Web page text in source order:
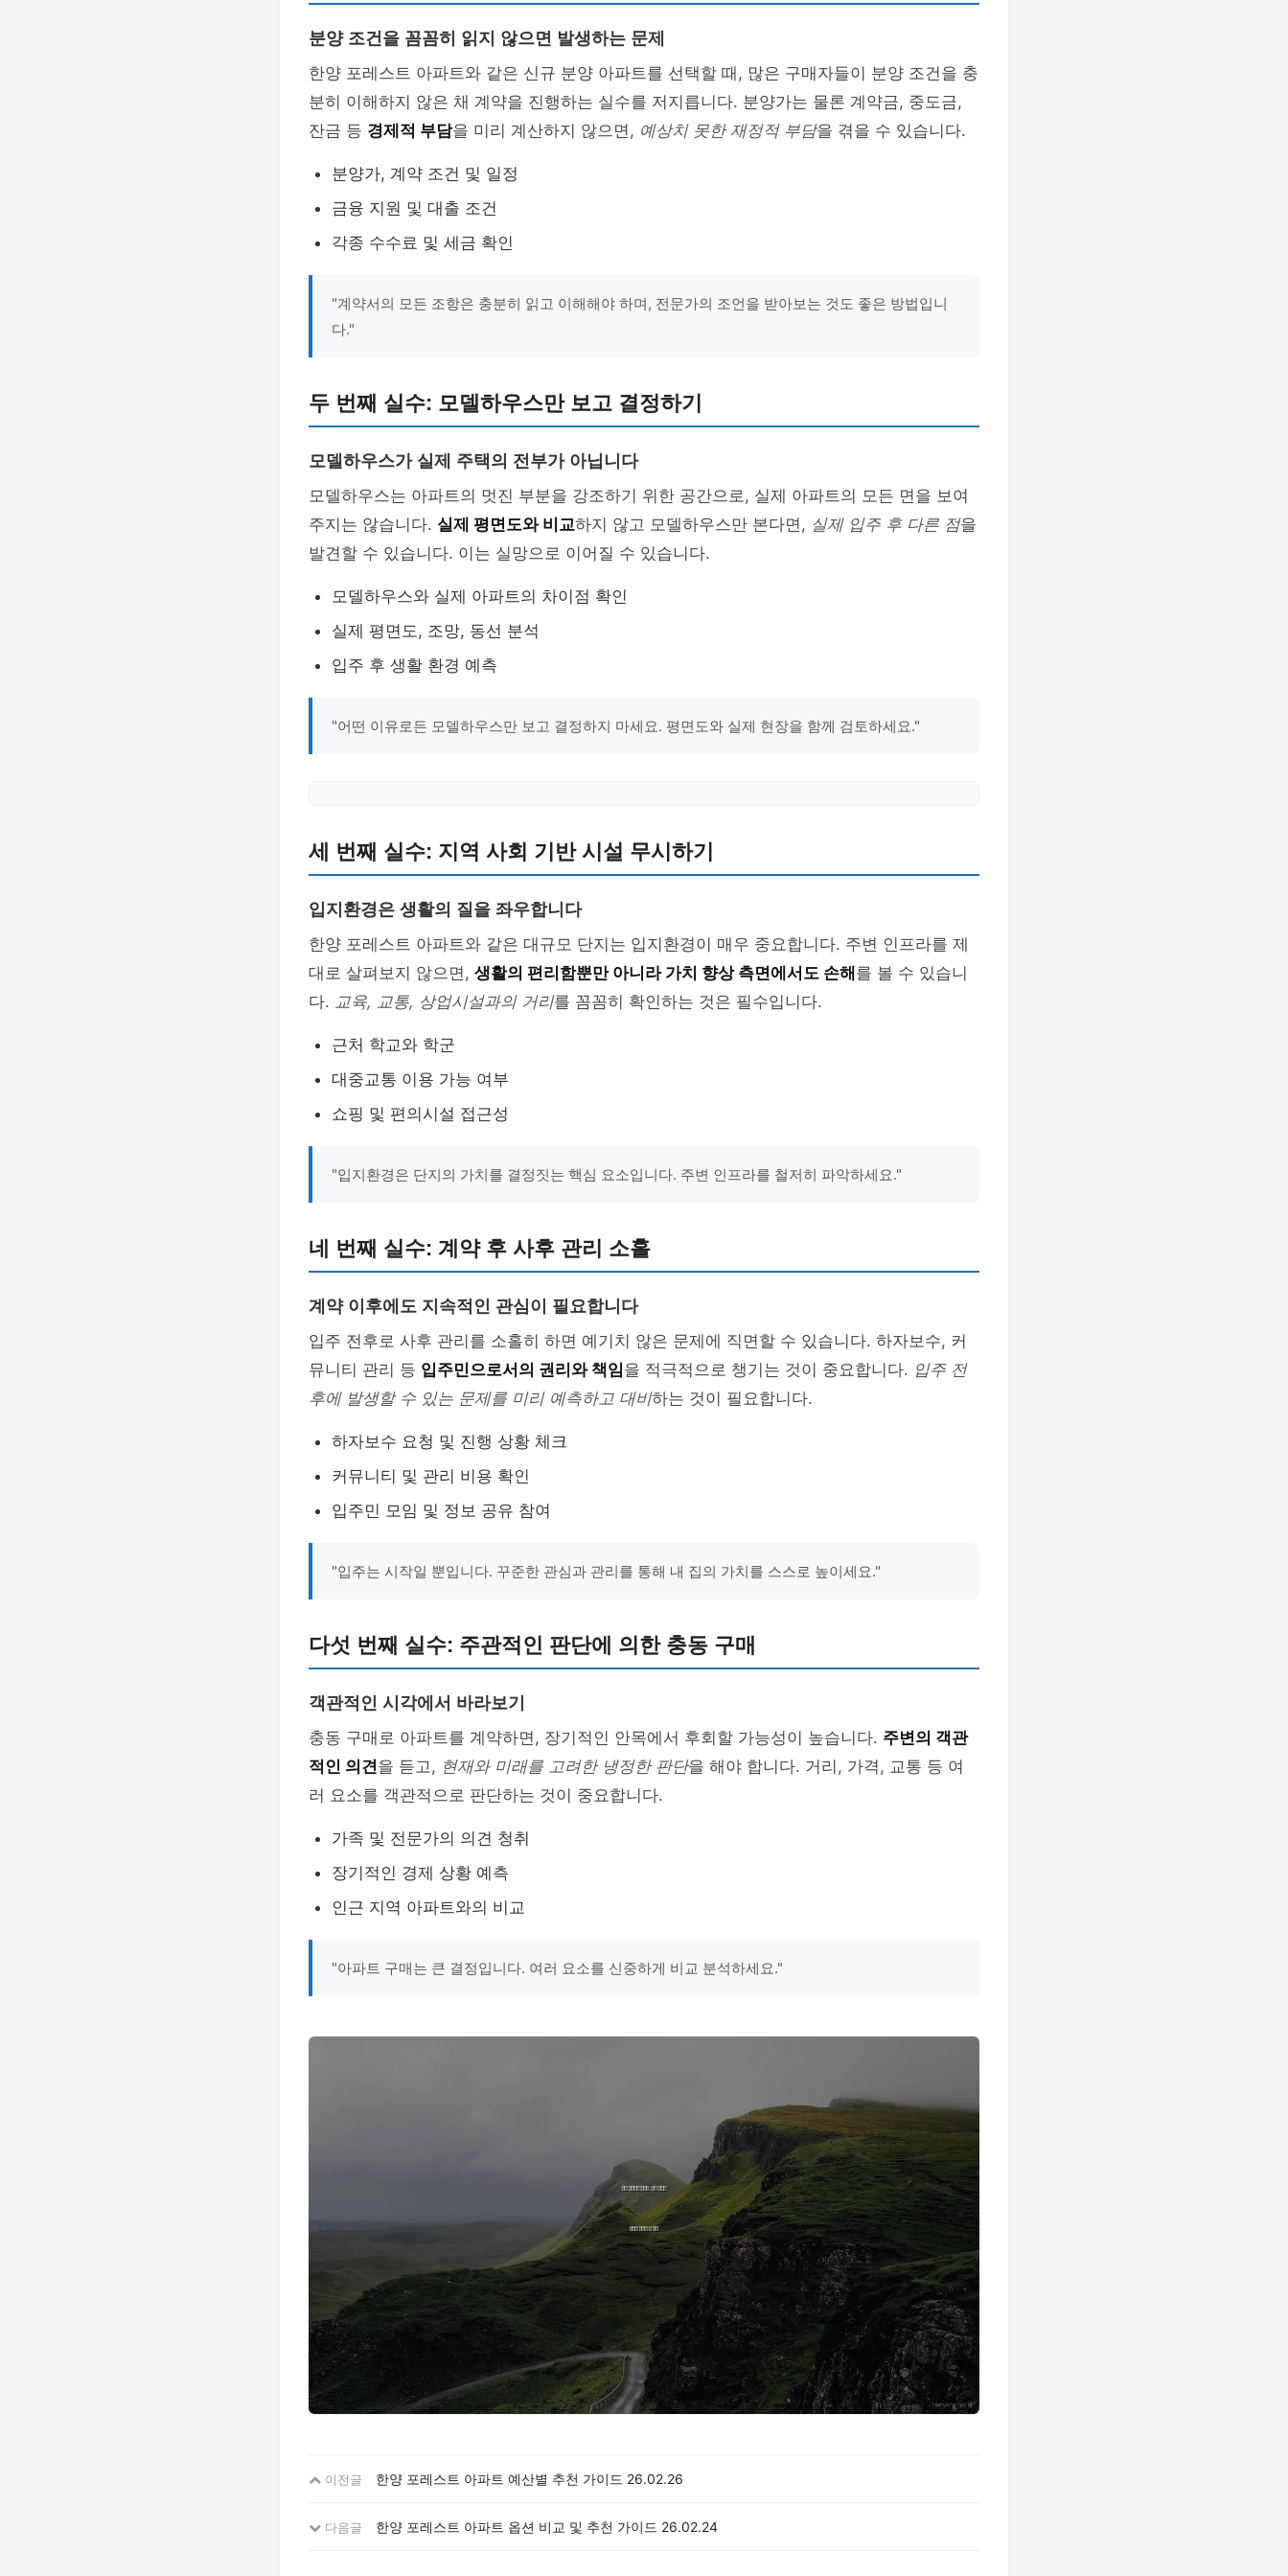
분양 조건을 꼼꼼히 읽지 않으면 발생하는 문제
한양 포레스트 아파트와 같은 신규 분양 아파트를 선택할 때, 많은 구매자들이 분양 조건을 충
분히 이해하지 않은 채 계약을 진행하는 실수를 저지릅니다. 분양가는 물론 계약금, 중도금,
잔금 등 경제적 부담을 미리 계산하지 않으면, 예상치 못한 재정적 부담을 겪을 수 있습니다.
분양가, 계약 조건 및 일정
금융 지원 및 대출 조건
각종 수수료 및 세금 확인
"계약서의 모든 조항은 충분히 읽고 이해해야 하며, 전문가의 조언을 받아보는 것도 좋은 방법입니
다."
두 번째 실수: 모델하우스만 보고 결정하기
모델하우스가 실제 주택의 전부가 아닙니다
모델하우스는 아파트의 멋진 부분을 강조하기 위한 공간으로, 실제 아파트의 모든 면을 보여
주지는 않습니다. 실제 평면도와 비교하지 않고 모델하우스만 본다면, 실제 입주 후 다른 점을
발견할 수 있습니다. 이는 실망으로 이어질 수 있습니다.
모델하우스와 실제 아파트의 차이점 확인
실제 평면도, 조망, 동선 분석
입주 후 생활 환경 예측
"어떤 이유로든 모델하우스만 보고 결정하지 마세요. 평면도와 실제 현장을 함께 검토하세요."
세 번째 실수: 지역 사회 기반 시설 무시하기
입지환경은 생활의 질을 좌우합니다
한양 포레스트 아파트와 같은 대규모 단지는 입지환경이 매우 중요합니다. 주변 인프라를 제
대로 살펴보지 않으면, 생활의 편리함뿐만 아니라 가치 향상 측면에서도 손해 를 볼 수 있습니
다. 교육, 교통, 상업시설과의 거리를 꼼꼼히 확인하는 것은 필수입니다.
근처 학교와 학군
대중교통 이용 가능 여부
쇼핑 및 편의시설 접근성
"입지환경은 단지의 가치를 결정짓는 핵심 요소입니다. 주변 인프라를 철저히 파악하세요."
네 번째 실수: 계약 후 사후 관리 소홀
계약 이후에도 지속적인 관심이 필요합니다
입주 전후로 사후 관리를 소홀히 하면 예기치 않은 문제에 직면할 수 있습니다. 하자보수, 커
뮤니티 관리 등 입주민으로서의 권리와 책임을 적극적으로 챙기는 것이 중요합니다. 입주 전
후에 발생할 수 있는 문제를 미리 예측하고 대비하는 것이 필요합니다.
하자보수 요청 및 진행 상황 체크
커뮤니티 및 관리 비용 확인
입주민 모임 및 정보 공유 참여
"입주는 시작일 뿐입니다. 꾸준한 관심과 관리를 통해 내 집의 가치를 스스로 높이세요."
다섯 번째 실수: 주관적인 판단에 의한 충동 구매
객관적인 시각에서 바라보기
충동 구매로 아파트를 계약하면, 장기적인 안목에서 후회할 가능성이 높습니다. 주변의 객관
적인 의견을 듣고, 현재와 미래를 고려한 냉정한 판단을 해야 합니다. 거리, 가격, 교통 등 여
러 요소를 객관적으로 판단하는 것이 중요합니다.
가족 및 전문가의 의견 청취
장기적인 경제 상황 예측
인근 지역 아파트와의 비교
"아파트 구매는 큰 결정입니다. 여러 요소를 신중하게 비교 분석하세요."
이전글 한양 포레스트 아파트 예산별 추천 가이드 26.02.26
다음글 한양 포레스트 아파트 옵션 비교 및 추천 가이드 26.02.24